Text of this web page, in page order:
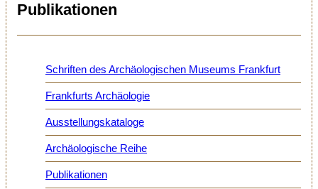
Publikationen
Schriften des Archäologischen Museums Frankfurt
Frankfurts Archäologie
Ausstellungskataloge
Archäologische Reihe
Publikationen